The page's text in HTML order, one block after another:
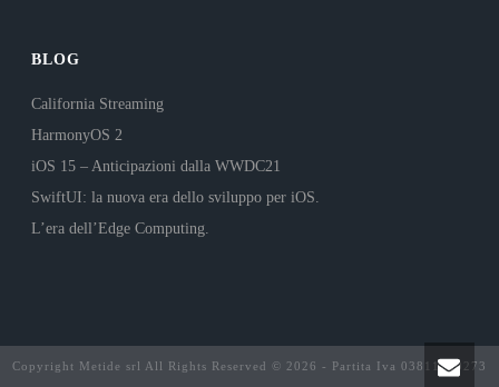
BLOG
California Streaming
HarmonyOS 2
iOS 15 – Anticipazioni dalla WWDC21
SwiftUI: la nuova era dello sviluppo per iOS.
L’era dell’Edge Computing.
Copyright Metide srl All Rights Reserved © 2026 - Partita Iva 03811290273